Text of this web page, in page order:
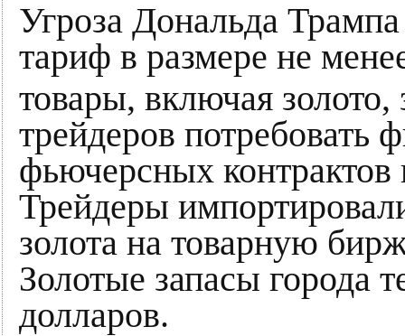
Угроза Дональда
тариф в размере не
товары, включая золото,
трейдеров потребовать
фьючерсных контрактов
Трейдеры
золота на товарную
Золотые запасы города
долларов.